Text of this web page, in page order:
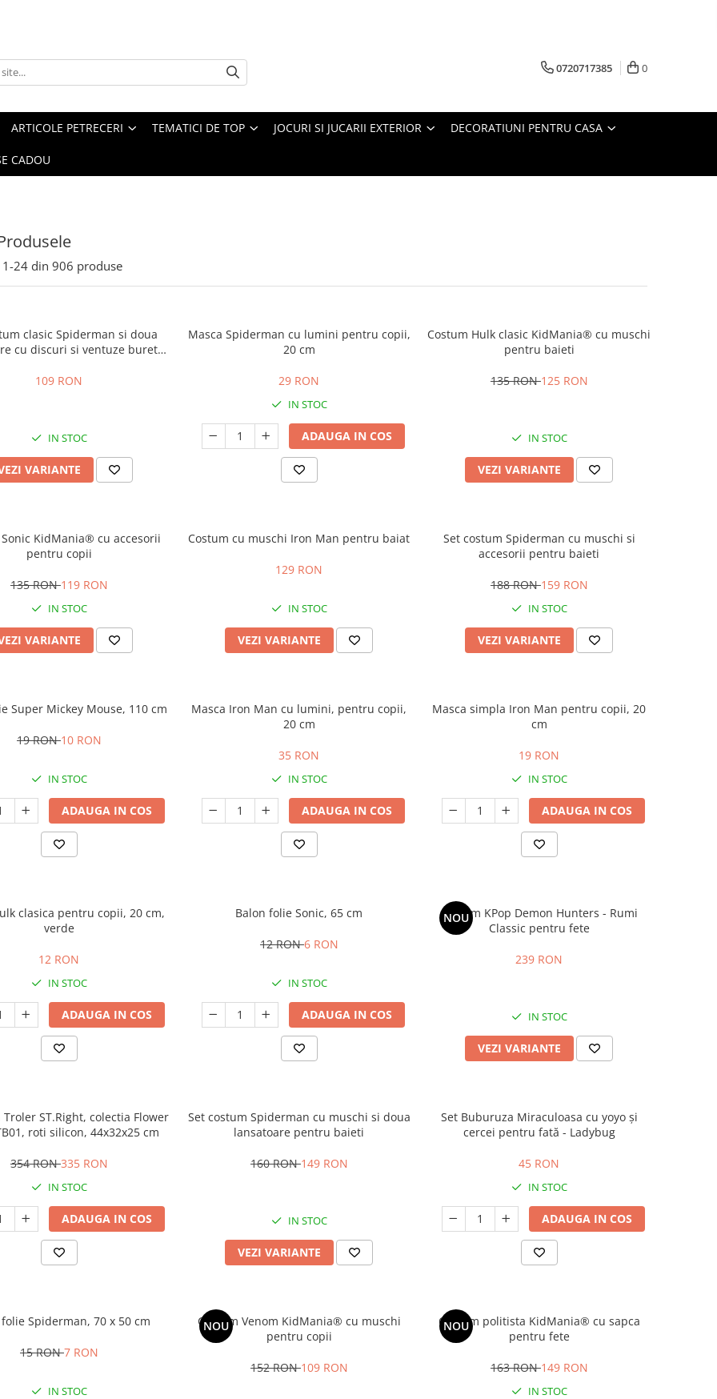
0720717385 0
ARTICOLE PETRECERI TEMATICI DE TOP JOCURI SI JUCARII EXTERIOR DECORATIUNI PENTRU CASA
CADOU
1-24 din 906 produse
clasic Spiderman si doua
cu discuri si ventuze burete
109 RON
IN STOC
VARIANTE
Masca Spiderman cu lumini pentru copii,
20 cm
29 RON
IN STOC
ADAUGA IN COS
Costum Hulk clasic KidMania® cu muschi
pentru baieti
135 RON125 RON
IN STOC
VEZI VARIANTE
KidMania® cu accesorii
pentru copii
135 RON119 RON
IN STOC
VARIANTE
Costum cu muschi Iron Man pentru baiat
129 RON
IN STOC
VEZI VARIANTE
Set costum Spiderman cu muschi si
accesorii pentru baieti
188 RON159 RON
IN STOC
VEZI VARIANTE
Super Mickey Mouse, 110 cm
19 RON10 RON
IN STOC
ADAUGA IN COS
Masca Iron Man cu lumini, pentru copii,
20 cm
35 RON
IN STOC
ADAUGA IN COS
Masca simpla Iron Man pentru copii, 20
cm
19 RON
IN STOC
ADAUGA IN COS
clasica pentru copii, 20 cm,
verde
12 RON
IN STOC
ADAUGA IN COS
Balon folie Sonic, 65 cm
12 RON6 RON
IN STOC
ADAUGA IN COS
NOU
Costum KPop Demon Hunters - Rumi
Classic pentru fete
239 RON
IN STOC
VEZI VARIANTE
Troler ST.Right, colectia Flower
roti silicon, 44x32x25 cm
354 RON335 RON
IN STOC
ADAUGA IN COS
Set costum Spiderman cu muschi si doua
lansatoare pentru baieti
160 RON149 RON
IN STOC
VEZI VARIANTE
Set Buburuza Miraculoasa cu yoyo și
cercei pentru fată - Ladybug
45 RON
IN STOC
ADAUGA IN COS
Spiderman, 70 x 50 cm
15 RON7 RON
IN STOC
NOU
Costum Venom KidMania® cu muschi
pentru copii
152 RON109 RON
NOU
Costum politista KidMania® cu sapca
pentru fete
163 RON149 RON
IN STOC